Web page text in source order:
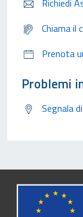
Richiedi
Chiama il
Prenota
Problemi
Segnala